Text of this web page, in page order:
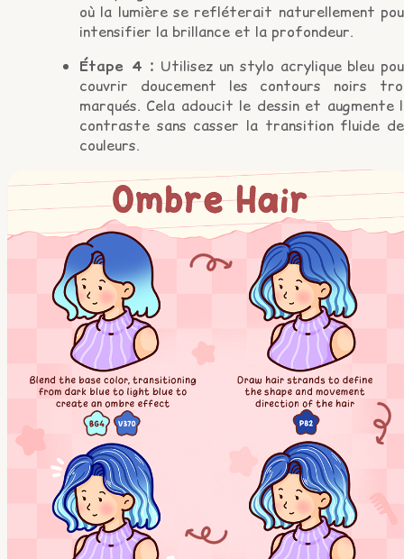
où la lumière se refléterait naturellement
intensifier la brillance et la profondeur.
Étape 4 : Utilisez un stylo acrylique bleu
couvrir doucement les contours noirs
marqués. Cela adoucit le dessin et augmente
contraste sans casser la transition fluide
couleurs.